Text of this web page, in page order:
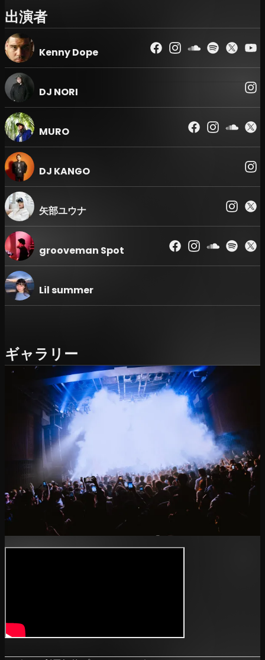
※U25チケットは当日券のみの販売になります。(要顔写真
付き身分証明書)
※20歳未満入場不可。(要顔写真付き身分証明書)
※出演者は予告なく変更になる場合がございますので、予め
ご了承ください。
※客席を含む会場内の映像・写真が公開されることがありま
す。
出演者
Kenny Dope
DJ NORI
MURO
DJ KANGO
矢部ユウナ
grooveman Spot
Lil summer
ギャラリー